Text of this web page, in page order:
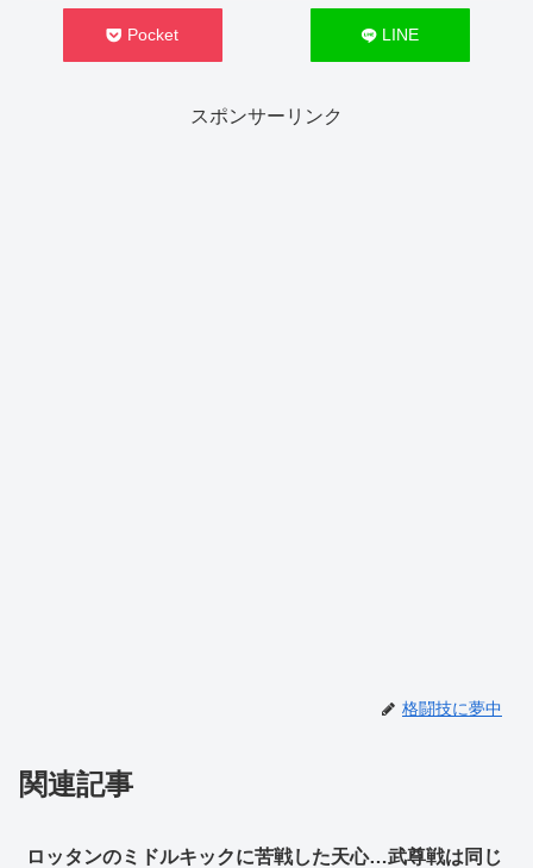
Pocket LINE
スポンサーリンク
格闘技に夢中
関連記事
ロッタンのミドルキックに苦戦した天心…武尊戦は同じ